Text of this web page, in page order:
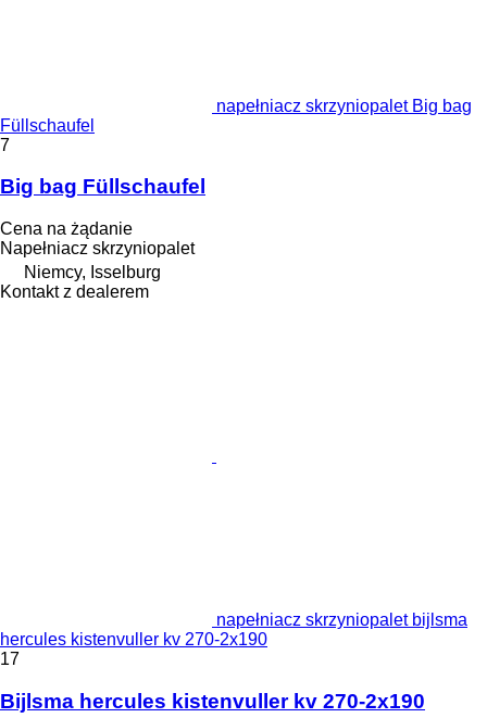
napełniacz skrzyniopalet Big bag
Füllschaufel
7
Big bag Füllschaufel
Cena na żądanie
Napełniacz skrzyniopalet
Niemcy, Isselburg
Kontakt z dealerem
napełniacz skrzyniopalet bijlsma
hercules kistenvuller kv 270-2x190
17
Bijlsma hercules kistenvuller kv 270-2x190